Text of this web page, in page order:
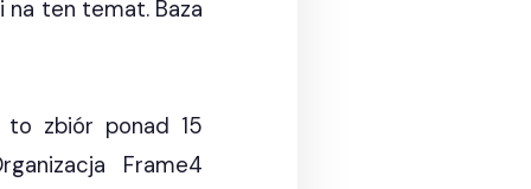
ten temat. Baza
to zbiór ponad 15
Frame4